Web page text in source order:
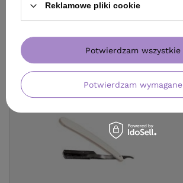
ZOBACZ RÓWNIEŻ
Reklamowe pliki cookie
Potwierdzam wymagane
Potwierdzam wszystkie